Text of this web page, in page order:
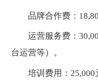
品牌合作费：
运营服务费：
台运营等）。
培训费用：25,000